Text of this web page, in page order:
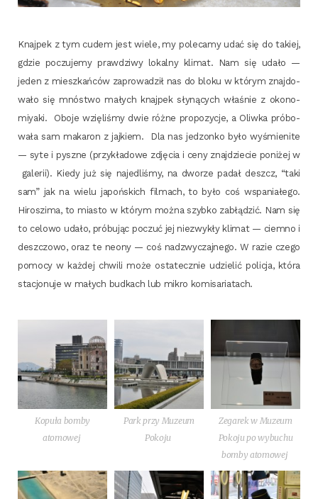
Knaj­pek z tym cudem jest wie­le, my pole­ca­my udać się do takiej,
gdzie poczu­je­my praw­dzi­wy lokal­ny kli­mat. Nam się uda­ło —
jeden z miesz­kań­ców zapro­wa­dził nas do blo­ku w któ­rym znaj­do­
wa­ło się mnó­stwo małych knaj­pek sły­ną­cych wła­śnie z oko­no­
miy­aki. Obo­je wzię­li­śmy dwie róż­ne pro­po­zy­cje, a Oliw­ka pró­bo­
wa­ła sam maka­ron z jaj­kiem. Dla nas jedzon­ko było wyśmie­ni­te
— syte i pysz­ne (przy­kła­do­we zdję­cia i ceny znaj­dzie­cie poni­żej w
gale­rii). Kie­dy już się naje­dli­śmy, na dwo­rze padał deszcz, “taki
sam” jak na wie­lu japoń­skich fil­mach, to było coś wspa­nia­łe­go.
Hiro­szi­ma, to mia­sto w któ­rym moż­na szyb­ko zabłą­dzić. Nam się
to celo­wo uda­ło, pró­bu­jąc poczuć jej nie­zwy­kły kli­mat — ciem­no i
desz­czo­wo, oraz te neo­ny — coś nad­zwy­czaj­ne­go. W razie cze­go
pomo­cy w każ­dej chwi­li może osta­tecz­nie udzie­lić poli­cja, któ­ra
sta­cjo­nu­je w małych bud­kach lub mikro komisariatach.
Kopu­ła bom­by
atomowej
Park przy Muzeum
Pokoju
Zega­rek w Muzeum
Poko­ju po wybu­chu
bom­by atomowej